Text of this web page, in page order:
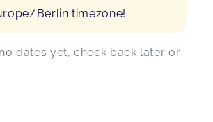
Berlin timezone!
dates yet, check back later or